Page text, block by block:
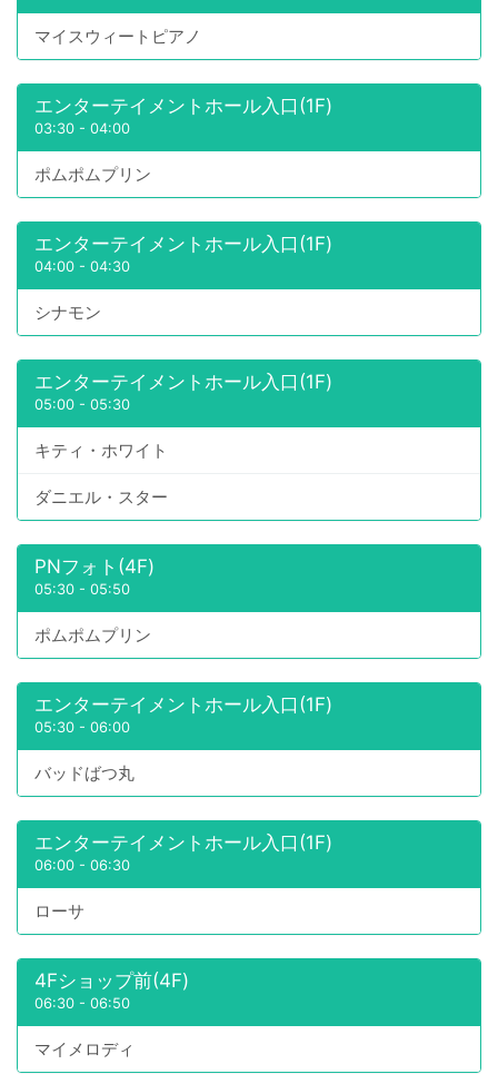
マイスウィートピアノ
エンターテイメントホール入口(1F)
03:30 - 04:00
ポムポムプリン
エンターテイメントホール入口(1F)
04:00 - 04:30
シナモン
エンターテイメントホール入口(1F)
05:00 - 05:30
キティ・ホワイト
ダニエル・スター
PNフォト(4F)
05:30 - 05:50
ポムポムプリン
エンターテイメントホール入口(1F)
05:30 - 06:00
バッドばつ丸
エンターテイメントホール入口(1F)
06:00 - 06:30
ローサ
4Fショップ前(4F)
06:30 - 06:50
マイメロディ